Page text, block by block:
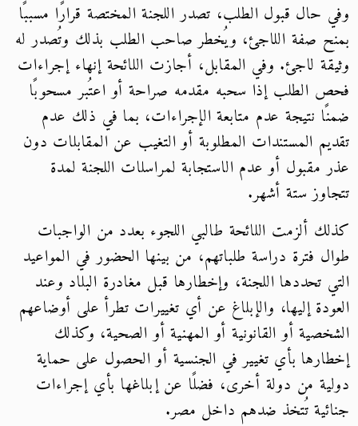
وفي حال قبول الطلب، تصدر اللجنة المختصة قرارًا مسببًا
بمنح صفة اللاجئ، ويُخطر صاحب الطلب بذلك وتُصدر له
وثيقة لاجئ. وفي المقابل، أجازت اللائحة إنهاء إجراءات
فحص الطلب إذا سحبه مقدمه صراحة أو اعتُبر مسحوبًا
ضمنًا نتيجة عدم متابعة الإجراءات، بما في ذلك عدم
تقديم المستندات المطلوبة أو التغيب عن المقابلات دون
عذر مقبول أو عدم الاستجابة لمراسلات اللجنة لمدة
تتجاوز ستة أشهر.
كذلك ألزمت اللائحة طالبي اللجوء بعدد من الواجبات
طوال فترة دراسة طلباتهم، من بينها الحضور في المواعيد
التي تحددها اللجنة، وإخطارها قبل مغادرة البلاد وعند
العودة إليها، والإبلاغ عن أي تغييرات تطرأ على أوضاعهم
الشخصية أو القانونية أو المهنية أو الصحية، وكذلك
إخطارها بأي تغيير في الجنسية أو الحصول على حماية
دولية من دولة أخرى، فضلًا عن إبلاغها بأي إجراءات
جنائية تُتخذ ضدهم داخل مصر.